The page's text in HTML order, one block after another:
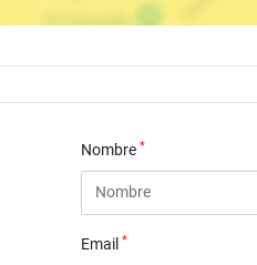
Nombre*
Email*